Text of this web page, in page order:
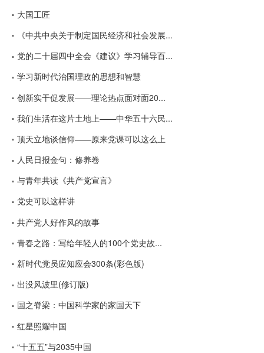
大国工匠
《中共中央关于制定国民经济和社会发展...
党的二十届四中全会《建议》学习辅导百...
学习新时代治国理政的思想和智慧
创新实干促发展——理论热点面对面20...
我们生活在这片土地上——中华五十六民...
顶天立地谈信仰——原来党课可以这么上
人民日报金句：修养卷
与青年共读《共产党宣言》
党史可以这样讲
共产党人好作风的故事
青春之路：写给年轻人的100个党史故...
新时代党员应知应会300条(彩色版)
出没风波里(修订版)
国之脊梁：中国科学家的家国天下
红星照耀中国
“十五五”与2035中国